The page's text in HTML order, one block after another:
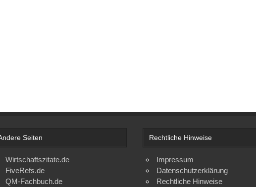
Seiten
Wirtschaftszitate.de
FiveRefs.de
QM-Fachbuch.de
Rechtliche Hinweise
Impressum
Datenschutzerklärung
Rechtliche Hinweise